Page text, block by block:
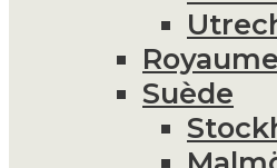
Suède